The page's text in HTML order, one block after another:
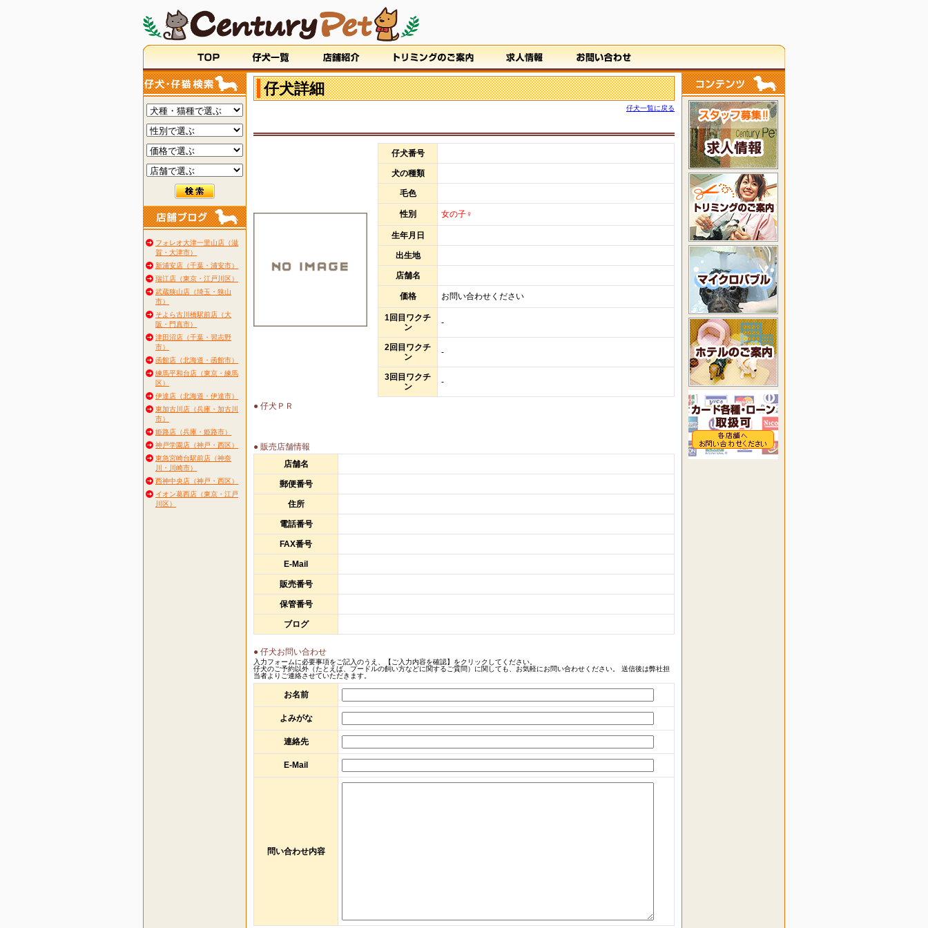
フォレオ大津一里山店（滋
賀・大津市）
新浦安店（千葉・浦安市）
瑞江店（東京・江戸川区）
武蔵狭山店（埼玉・狭山
市）
そよら古川橋駅前店（大
阪・門真市）
津田沼店（千葉・習志野
市）
函館店（北海道・函館市）
練馬平和台店（東京・練馬
区）
伊達店（北海道・伊達市）
東加古川店（兵庫・加古川
市）
姫路店（兵庫・姫路市）
神戸学園店（神戸・西区）
東急宮崎台駅前店（神奈
川・川崎市）
西神中央店（神戸・西区）
イオン葛西店（東京・江戸
川区）
仔犬詳細
仔犬一覧に戻る
仔犬番号
犬の種類
毛色
性別 女の子♀
生年月日
出生地
店舗名
価格 お問い合わせください
1回目ワクチ
ン
-
2回目ワクチ
ン
-
3回目ワクチ
ン
-
● 仔犬ＰＲ
● 販売店舗情報
店舗名
郵便番号
住所
電話番号
FAX番号
E-Mail
販売番号
保管番号
ブログ
● 仔犬お問い合わせ
入力フォームに必要事項をご記入のうえ、【ご入力内容を確認】をクリックしてください。
仔犬のご予約以外（たとえば、プードルの飼い方などに関するご質問）に関しても、お気軽にお問い合わせください。 送信後は弊社担
当者よりご連絡させていただきます。
お名前
よみがな
連絡先
E-Mail
問い合わせ内容